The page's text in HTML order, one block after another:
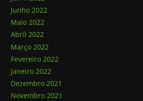
Junho 2022
Maio 2022
Abril 2022
Março 2022
Fevereiro 2022
Janeiro 2022
Dezembro 2021
Novembro 2021